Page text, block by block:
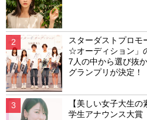
スターダストプロモ
☆オーディション」
7人の中から選び抜
グランプリが決定！
【美しい女子大生の
学生アナウンス大賞